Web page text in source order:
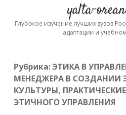
О
yalta-
Глубокое изучение лучших вузов
адаптации и
Рубрика:ЭТИКА В
МЕНЕДЖЕРА В СОЗДАНИИ
КУЛЬТУРЫ,
ЭТИЧНОГО УПРАВЛЕНИЯ